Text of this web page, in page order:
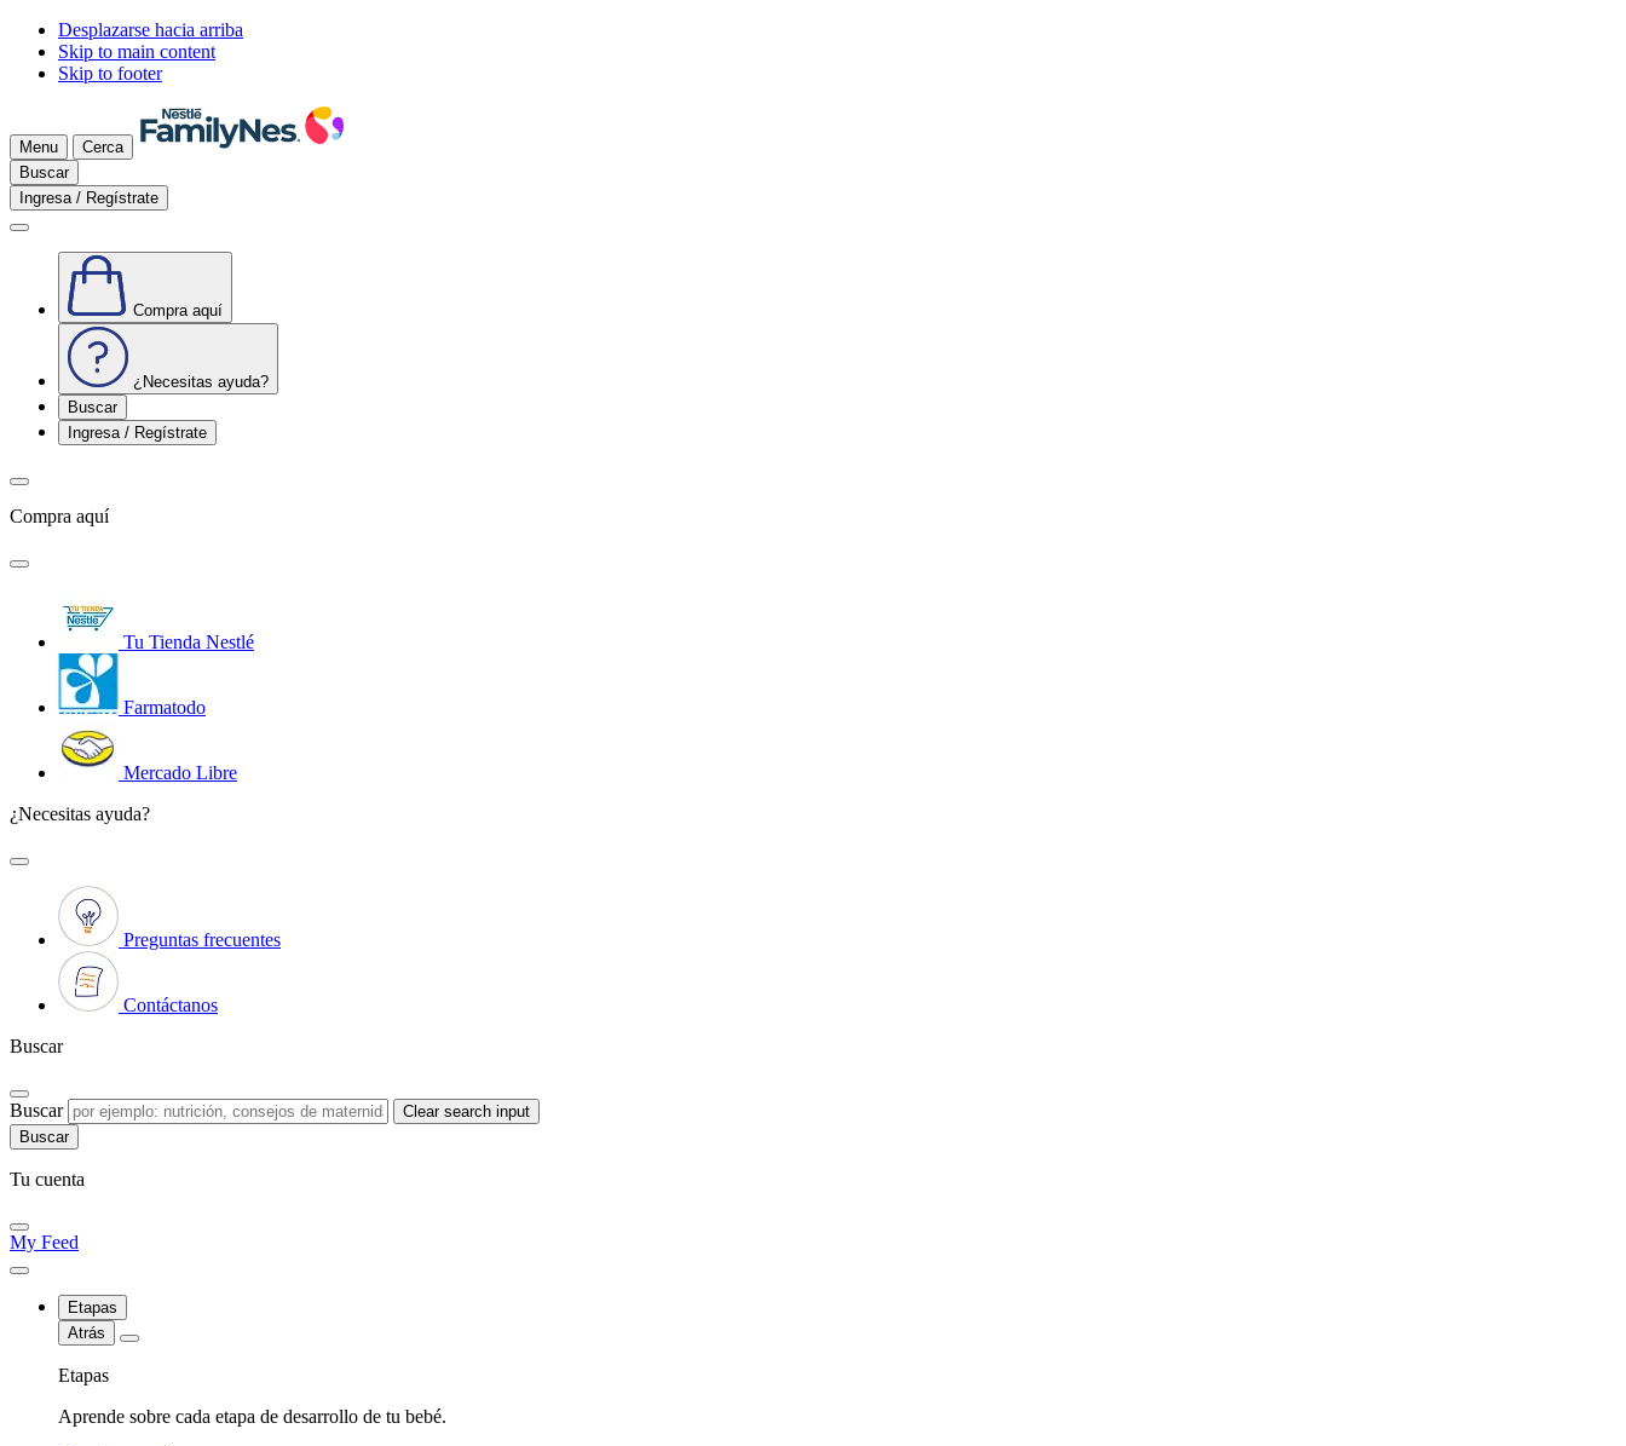
Desplazarse hacia arriba
Skip to main content
Skip to footer
Menu
Cerca
Buscar
Ingresa / Regístrate
Compra aquí
¿Necesitas ayuda?
Buscar
Ingresa / Regístrate
Compra aquí
Tu Tienda Nestlé
Farmatodo
Mercado Libre
¿Necesitas ayuda?
Preguntas frecuentes
Contáctanos
Buscar
Buscar Clear search input
Tu cuenta
My Feed
Etapas
Atrás
Etapas
Aprende sobre cada etapa de desarrollo de tu bebé.